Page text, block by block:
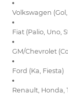
Volkswagen
Fiat (Palio, Uno,
GM/Chevrolet
Ford (Ka, Fiesta)
Renault, Honda,